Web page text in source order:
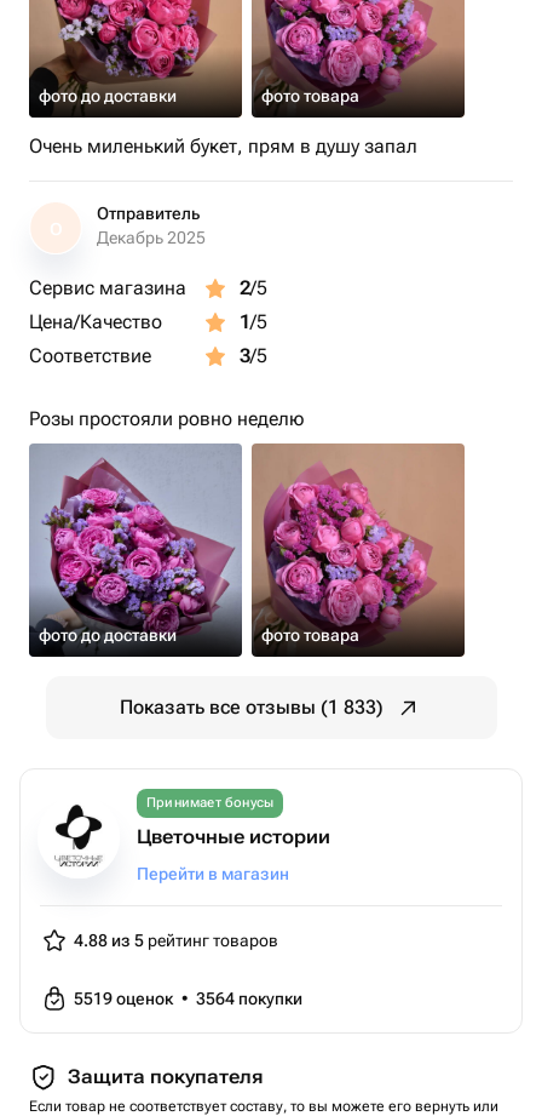
фото до доставки фото товара
Очень миленький букет, прям в душу запал
О
Отправитель
Декабрь 2025
Сервис магазина 2/5
Цена/Качество
1/5
Соответствие
3/5
Розы простояли ровно неделю
фото до доставки фото товара
Показать все отзывы (1 833)
Принимает бонусы
Цветочные истории
Перейти в магазин
4.88 из 5 рейтинг товаров
5519оценок • 3564 покупки
Защита покупателя
Если товар не соответствует составу, то вы можете его вернуть или